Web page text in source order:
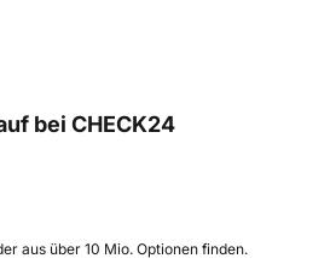
bei CHECK24
aus über 10 Mio. Optionen finden.